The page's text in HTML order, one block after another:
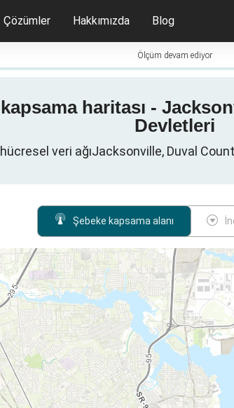
Çözümler Hakkımızda Blog
Ölçüm devam ediyor
haritası -
Devletleri
veri ağıJacksonville, Duval
Şebeke kapsama alanı